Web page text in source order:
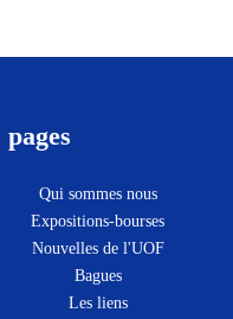
Qui sommes nous
Expositions-bourses
Nouvelles de l'UOF
Bagues
Les liens